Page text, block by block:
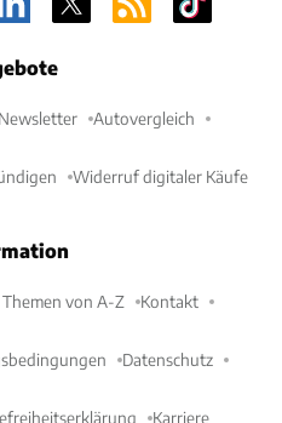
Newsletter Autovergleich
Widerruf digitaler Käufe
Themen von A-Z Kontakt
Datenschutz
Karriere